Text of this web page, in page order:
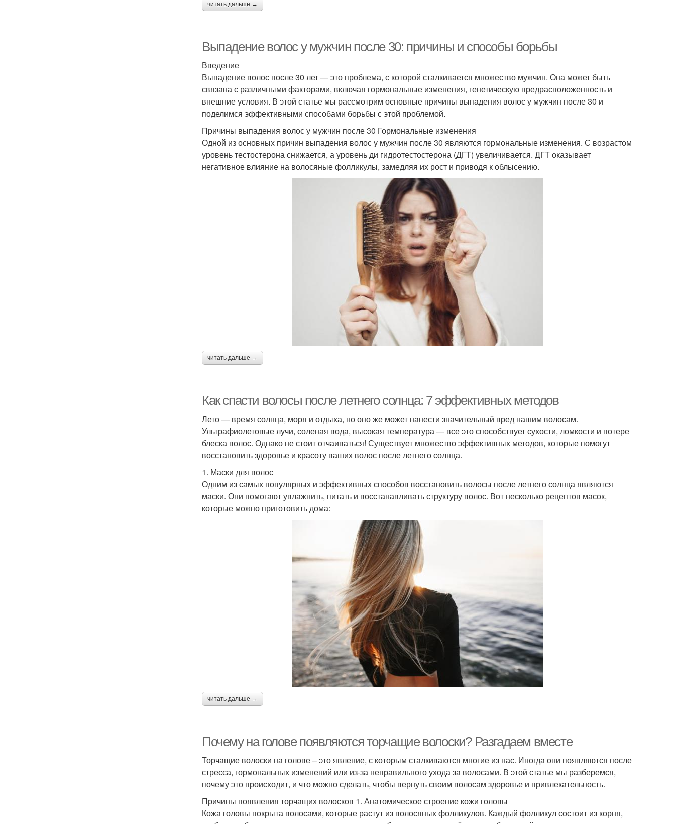
читать дальше →
Выпадение волос у мужчин после 30: причины и способы борьбы
Введение
Выпадение волос после 30 лет — это проблема, с которой сталкивается множество мужчин. Она может быть
связана с различными факторами, включая гормональные изменения, генетическую предрасположенность и
внешние условия. В этой статье мы рассмотрим основные причины выпадения волос у мужчин после 30 и
поделимся эффективными способами борьбы с этой проблемой.
Причины выпадения волос у мужчин после 30 Гормональные изменения
Одной из основных причин выпадения волос у мужчин после 30 являются гормональные изменения. С возрастом
уровень тестостерона снижается, а уровень ди гидротестостерона (ДГТ) увеличивается. ДГТ оказывает
негативное влияние на волосяные фолликулы, замедляя их рост и приводя к облысению.
читать дальше →
Как спасти волосы после летнего солнца: 7 эффективных методов
Лето — время солнца, моря и отдыха, но оно же может нанести значительный вред нашим волосам.
Ультрафиолетовые лучи, соленая вода, высокая температура — все это способствует сухости, ломкости и потере
блеска волос. Однако не стоит отчаиваться! Существует множество эффективных методов, которые помогут
восстановить здоровье и красоту ваших волос после летнего солнца.
1. Маски для волос
Одним из самых популярных и эффективных способов восстановить волосы после летнего солнца являются
маски. Они помогают увлажнить, питать и восстанавливать структуру волос. Вот несколько рецептов масок,
которые можно приготовить дома:
читать дальше →
Почему на голове появляются торчащие волоски? Разгадаем вместе
Торчащие волоски на голове – это явление, с которым сталкиваются многие из нас. Иногда они появляются после
стресса, гормональных изменений или из-за неправильного ухода за волосами. В этой статье мы разберемся,
почему это происходит, и что можно сделать, чтобы вернуть своим волосам здоровье и привлекательность.
Причины появления торчащих волосков 1. Анатомическое строение кожи головы
Кожа головы покрыта волосами, которые растут из волосяных фолликулов. Каждый фолликул состоит из корня,